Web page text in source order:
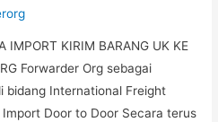
IMPORT KIRIM BARANG UK KE
Forwarder Org sebagai
bidang International Freight
Door to Door Secara terus